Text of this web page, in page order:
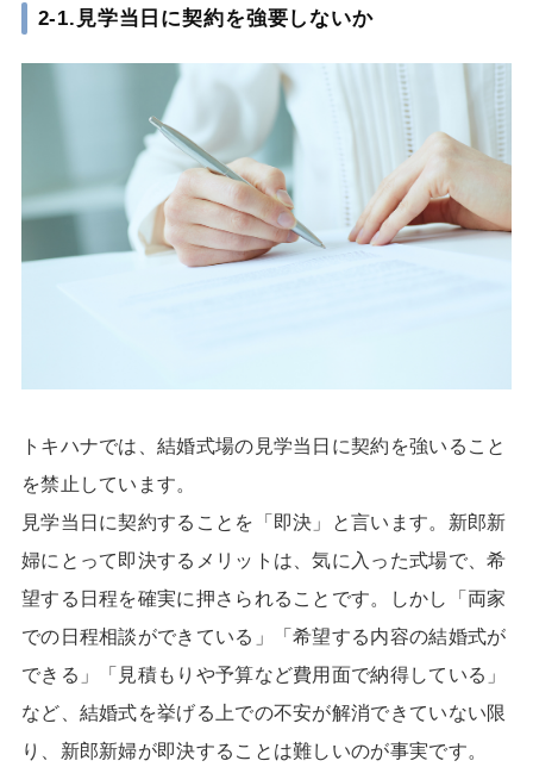
2-1.見学当日に契約を強要しないか
トキハナでは、結婚式場の見学当日に契約を強いること
を禁止しています。
見学当日に契約することを「即決」と言います。新郎新
婦にとって即決するメリットは、気に入った式場で、希
望する日程を確実に押さられることです。しかし「両家
での日程相談ができている」「希望する内容の結婚式が
できる」「見積もりや予算など費用面で納得している」
など、結婚式を挙げる上での不安が解消できていない限
り、新郎新婦が即決することは難しいのが事実です。